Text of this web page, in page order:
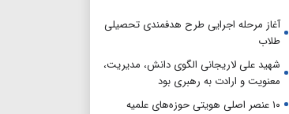
آغاز مرحله اجرایی طرح هدفمندی تحصیلی
طلاب
شهید علی لاریجانی الگوی دانش، مدیریت،
معنویت و ارادت به رهبری بود
۱۰ عنصر اصلی هویتی حوزه‌های علمیه